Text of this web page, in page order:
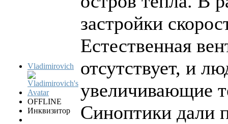
Vladimirovich
OFFLINE
Инквизитор
застройки
Естественная
отсутствует, и
увеличивающие
Синоптики дали